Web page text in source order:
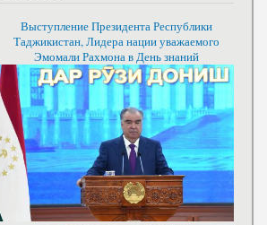
Выступление Президента Республики
Таджикистан, Лидера нации уважаемого
Эмомали Рахмона в День знаний